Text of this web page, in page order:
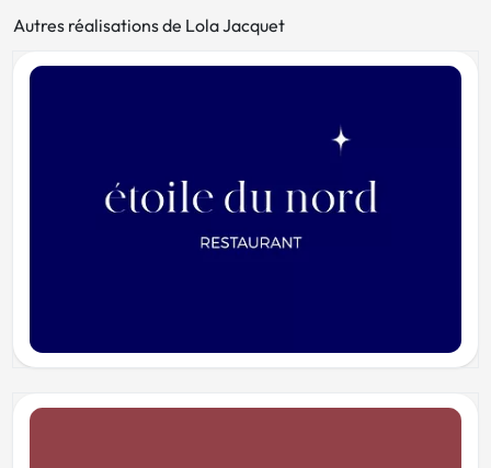
Autres réalisations de Lola Jacquet